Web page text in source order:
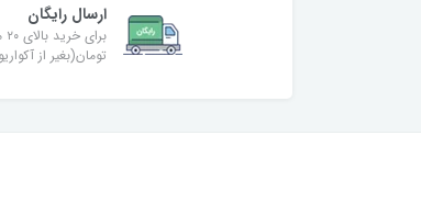
ارسال رایگان
تومان(بغیر از